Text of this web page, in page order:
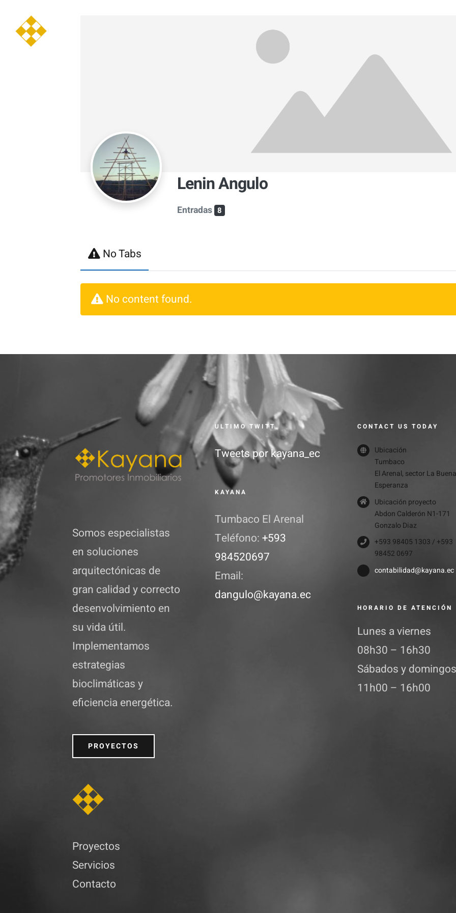
contenido
Lenin Angulo
Entradas 8
No Tabs
No content found.
Somos especialistas
en soluciones
arquitectónicas de
gran calidad y correcto
desenvolvimiento en
su vida útil.
Implementamos
estrategias
bioclimáticas y
eficiencia energética.
PROYECTOS
Proyectos
Servicios
Contacto
ULTIMO TWITT
Tweets por kayana_ec
KAYANA
Tumbaco El Arenal
Teléfono:+593
984520697
Email:
dangulo@kayana.ec
CONTACT US TODAY
Ubicación
Tumbaco
El Arenal, sector La Buena
Esperanza
Ubicación proyecto
Abdon Calderón N1-171
Gonzalo Diaz
+593 98405 1303 / +593
98452 0697
contabilidad@kayana.ec
HORARIO DE ATENCIÓN
Lunes a viernes
08h30 – 16h30
Sábados y domingos
11h00 – 16h00